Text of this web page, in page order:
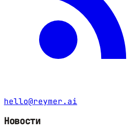
hello@reymer.ai
Новости